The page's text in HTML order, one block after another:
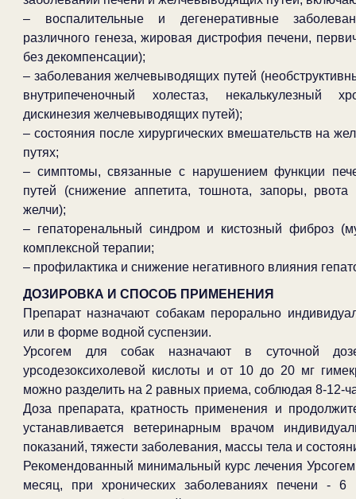
– воспалительные и дегенеративные
различного генеза, жировая дистрофия печени,
без декомпенсации);
– заболевания желчевыводящих путей
внутрипеченочный холестаз, некалькулезный
дискинезия желчевыводящих путей);
– состояния после хирургических вмешательств на
путях;
– симптомы, связанные с нарушением функции
путей (снижение аппетита, тошнота, запоры,
желчи);
– гепаторенальный синдром и кистозный фиброз
комплексной терапии;
– профилактика и снижение негативного влияния
ДОЗИРОВКА И СПОСОБ ПРИМЕНЕНИЯ
Препарат назначают собакам перорально
или в форме водной суспензии.
Урсогем для собак назначают в суточной
урсодезоксихолевой кислоты и от 10 до 20 мг
можно разделить на 2 равных приема, соблюдая 8-12-
Доза препарата, кратность применения и
устанавливается ветеринарным врачом
показаний, тяжести заболевания, массы тела и
Рекомендованный минимальный курс лечения Урсогем
месяц, при хронических заболеваниях печени -